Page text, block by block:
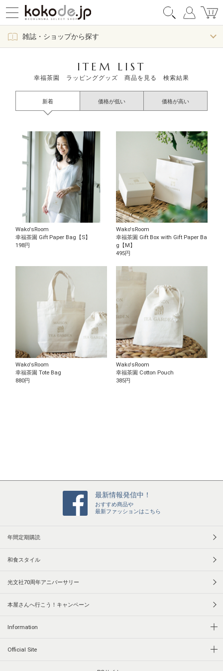
雑誌・ショップから探す
ITEM LIST
幸福茶園 ラッピンググッズ 商品を見る 検索結果
新着 価格が低い 価格が高い
Wako'sRoom
幸福茶園 Gift Paper Bag【S】
198円
Wako'sRoom
幸福茶園 Gift Box with Gift Paper Ba
g【M】
495円
Wako'sRoom
幸福茶園 Tote Bag
880円
Wako'sRoom
幸福茶園 Cotton Pouch
385円
最新情報発信中！
おすすめ商品や
最新ファッションはこちら
年間定期購読
和食スタイル
光文社70周年アニバーサリー
本屋さんへ行こう！キャンペーン
Information
Official Site